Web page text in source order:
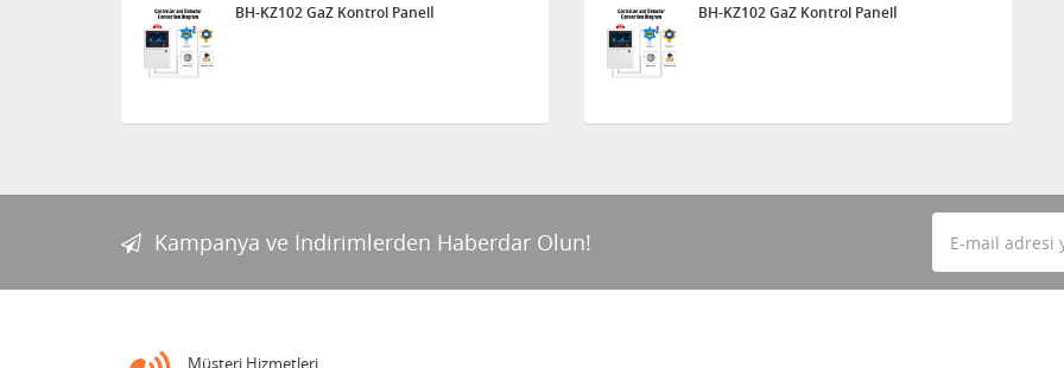
BH-KZ102 GaZ Kontrol Panelİ BH-KZ102 GaZ Kontrol Panelİ
Kampanya ve İndirimlerden Haberdar Olun!
Müşteri Hizmetleri